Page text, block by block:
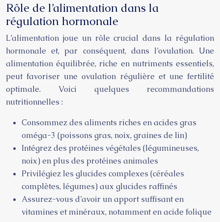
Rôle de l’alimentation dans la
régulation hormonale
L’alimentation joue un rôle crucial dans la régulation
hormonale et, par conséquent, dans l’ovulation. Une
alimentation équilibrée, riche en nutriments essentiels,
peut favoriser une ovulation régulière et une fertilité
optimale. Voici quelques recommandations
nutritionnelles :
Consommez des aliments riches en acides gras
oméga-3 (poissons gras, noix, graines de lin)
Intégrez des protéines végétales (légumineuses,
noix) en plus des protéines animales
Privilégiez les glucides complexes (céréales
complètes, légumes) aux glucides raffinés
Assurez-vous d’avoir un apport suffisant en
vitamines et minéraux, notamment en acide folique